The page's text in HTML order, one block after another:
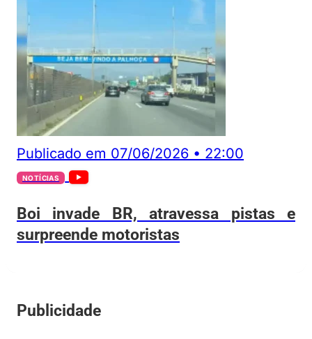
Publicado em 07/06/2026 • 22:00
NOTÍCIAS
Boi invade BR, atravessa pistas e
surpreende motoristas
Publicidade